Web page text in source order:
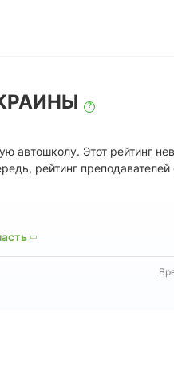
?
автошколу. Этот рейтинг
рейтинг